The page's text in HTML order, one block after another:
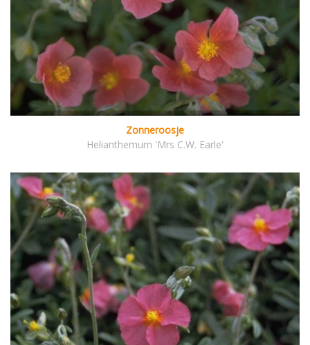
Zonneroosje
Helianthemum 'Mrs C.W. Earle'